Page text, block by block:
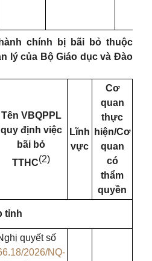
chính bị bãi bỏ thuộc
lý của Bộ Giáo dục và Đào
Tên VBQPPL
quy định việc
bãi bỏ
TTHC(2)
Lĩnh
vực
Cơ
quan
thực
hiện/Cơ
quan
có
thẩm
quyền
tỉnh
quyết số
2026/NQ-